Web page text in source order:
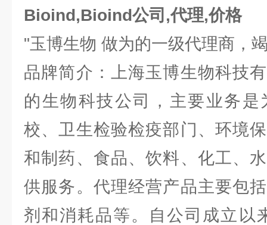
Bioind,Bioind公司,代理,价格
"玉博生物 做为的一级代理商，
品牌简介：上海玉博生物科技
的生物科技公司，主要业务
校、卫生检验检疫部门、环境
和制药、食品、饮料、化工、
供服务。代理经营产品主要包
剂和消耗品等。自公司成立以